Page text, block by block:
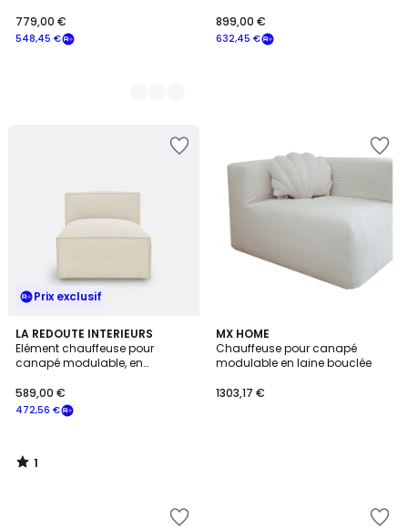
548,45 €
779,00 €
632,45 €
899,00 €
Prix exclusif
LA REDOUTE INTERIEURS
Elément chauffeuse pour
canapé modulable, en
472,56 €
589,00 €
1
/
5
1
/
MX HOME
Chauffeuse pour canapé
modulable en laine bouclée
1303,17 €